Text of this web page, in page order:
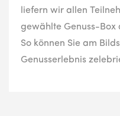
liefern wir allen
gewählte Genuss-Box
So können Sie am
Genusserlebnis